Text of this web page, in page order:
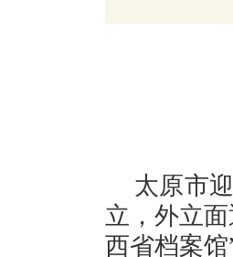
太原市
立，外立
西省档案